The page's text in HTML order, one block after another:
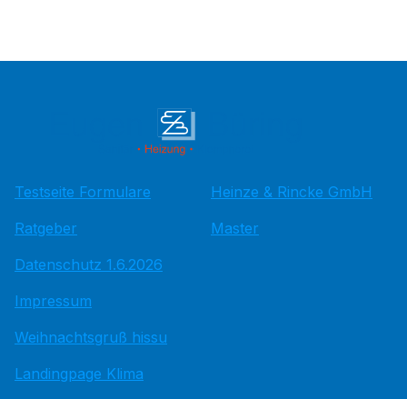
Testseite Formulare
Ratgeber
Datenschutz 1.6.2026
Impressum
Weihnachtsgruß hissu
Landingpage Klima
Heinze & Rincke GmbH
Master